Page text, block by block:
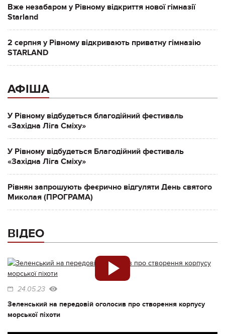
Вже незабаром у Рівному відкриття нової гімназії
Starland
2 серпня у Рівному відкривають приватну гімназію
STARLAND
АФІША
У Рівному відбудеться благодійний фестиваль
«Західна Ліга Сміху»
У Рівному відбудеться Благодійний фестиваль
«Західна Ліга Сміху»
Рівнян запрошують феєрично відгуляти День святого
Миколая (ПРОГРАМА)
ВІДЕО
24.05.23
Зеленський на передовій оголосив про створення корпусу
морської піхоти